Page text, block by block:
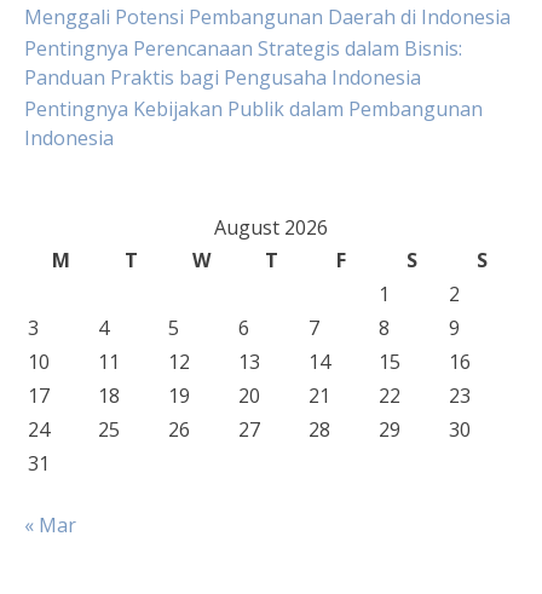
Menggali Potensi Pembangunan Daerah di Indonesia
Pentingnya Perencanaan Strategis dalam Bisnis:
Panduan Praktis bagi Pengusaha Indonesia
Pentingnya Kebijakan Publik dalam Pembangunan
Indonesia
August 2026
M
T W T F S
S
1
2
3
4 5 6 7 8
9
10
11 12 13 14 15
16
17
18 19 20 21 22
23
24
25 26 27 28 29
30
31
« Mar